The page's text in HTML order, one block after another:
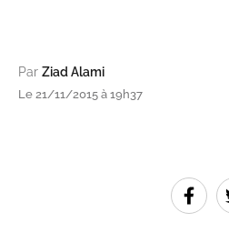
Par Ziad Alami
Le 21/11/2015 à 19h37